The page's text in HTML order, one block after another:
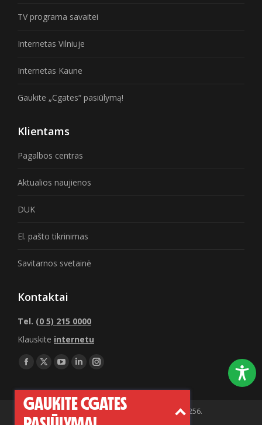
TV programa savaitei
Internetas Vilniuje
Internetas Kaune
Gaukite „Cgates“ pasiūlymą!
Klientams
Pagalbos centras
Aktualios naujienos
DUK
El. pašto tikrinimas
Savitarnos svetainė
Kontaktai
Tel. (0 5) 215 0000
Klauskite internetu
Find us on:
Facebook
opens
in
X
opens
in
YouTube
opens
in
Linkedin
opens
in
Instagram
opens
in
© UAB „Cgates“. Įmonės kodas 120622256.
GAUKITE CGATES